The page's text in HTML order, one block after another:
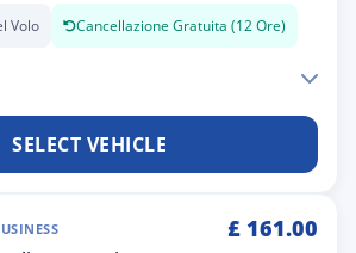
Volo Cancellazione Gratuita (12 Ore)
SELECT VEHICLE
£ 161.00